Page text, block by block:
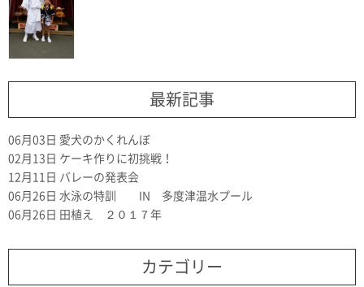
最新記事
06月03日 愛犬のかくれんぼ
02月13日 ケーキ作りに初挑戦！
12月11日 バレーの発表会
06月26日 水泳の特訓 IN 多度津温水プール
06月26日 田植え ２０１７年
カテゴリー